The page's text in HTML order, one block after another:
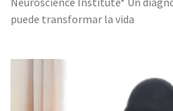
puede transformar la vida